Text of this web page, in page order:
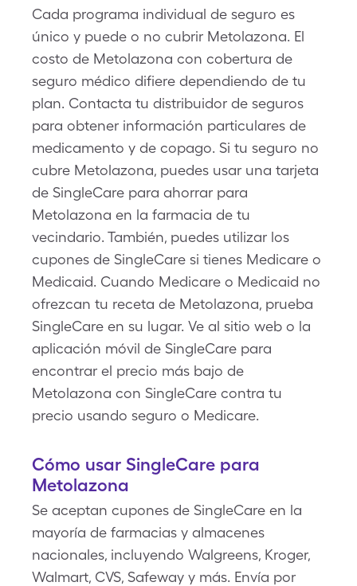
Cada programa individual de seguro es
único y puede o no cubrir Metolazona. El
costo de Metolazona con cobertura de
seguro médico difiere dependiendo de tu
plan. Contacta tu distribuidor de seguros
para obtener información particulares de
medicamento y de copago. Si tu seguro no
cubre Metolazona, puedes usar una tarjeta
de SingleCare para ahorrar para
Metolazona en la farmacia de tu
vecindario. También, puedes utilizar los
cupones de SingleCare si tienes Medicare o
Medicaid. Cuando Medicare o Medicaid no
ofrezcan tu receta de Metolazona, prueba
SingleCare en su lugar. Ve al sitio web o la
aplicación móvil de SingleCare para
encontrar el precio más bajo de
Metolazona con SingleCare contra tu
precio usando seguro o Medicare.
Cómo usar SingleCare para
Metolazona
Se aceptan cupones de SingleCare en la
mayoría de farmacias y almacenes
nacionales, incluyendo Walgreens, Kroger,
Walmart, CVS, Safeway y más. Envía por